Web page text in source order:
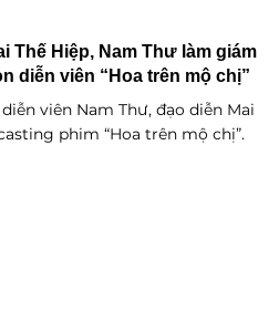
Thế Hiệp, Nam Thư làm giám
diễn viên “Hoa trên mộ chị”
viên Nam Thư, đạo diễn Mai
phim “Hoa trên mộ chị”.